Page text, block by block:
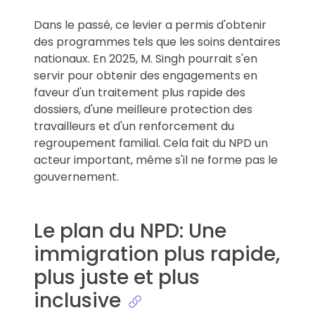
Dans le passé, ce levier a permis d'obtenir
des programmes tels que les soins dentaires
nationaux. En 2025, M. Singh pourrait s'en
servir pour obtenir des engagements en
faveur d'un traitement plus rapide des
dossiers, d'une meilleure protection des
travailleurs et d'un renforcement du
regroupement familial. Cela fait du NPD un
acteur important, même s'il ne forme pas le
gouvernement.
Le plan du NPD: Une
immigration plus rapide,
plus juste et plus
inclusive